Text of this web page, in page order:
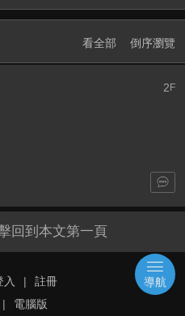
看全部 倒序瀏覽
2 F
回到本文第一頁
入 |
註冊
| 電腦版
導航